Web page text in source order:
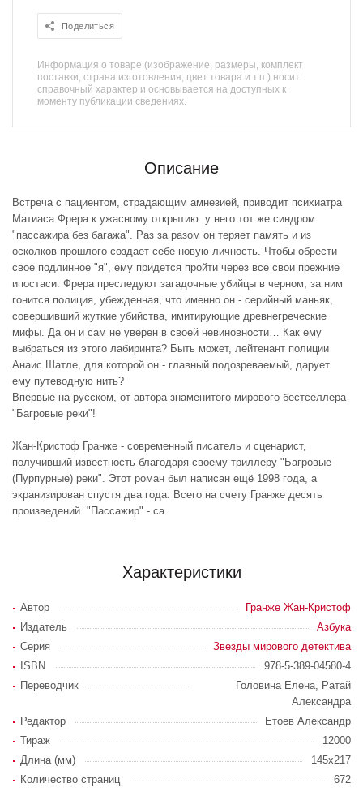
Поделиться
Информация о товаре (изображение, размеры, комплект
поставки, страна изготовления, цвет товара и т.п.) носит
справочный характер и основывается на доступных к
моменту публикации сведениях.
Описание
Встреча с пациентом, страдающим амнезией, приводит психиатра
Матиаса Фрера к ужасному открытию: у него тот же синдром
"пассажира без багажа". Раз за разом он теряет память и из
осколков прошлого создает себе новую личность. Чтобы обрести
свое подлинное "я", ему придется пройти через все свои прежние
ипостаси. Фрера преследуют загадочные убийцы в черном, за ним
гонится полиция, убежденная, что именно он - серийный маньяк,
совершивший жуткие убийства, имитирующие древнегреческие
мифы. Да он и сам не уверен в своей невиновности… Как ему
выбраться из этого лабиринта? Быть может, лейтенант полиции
Анаис Шатле, для которой он - главный подозреваемый, дарует
ему путеводную нить?
Впервые на русском, от автора знаменитого мирового бестселлера
"Багровые реки"!
Жан-Кристоф Гранже - современный писатель и сценарист,
получивший известность благодаря своему триллеру "Багровые
(Пурпурные) реки". Этот роман был написан ещё 1998 года, а
экранизирован спустя два года. Всего на счету Гранже десять
произведений. "Пассажир" - са
Характеристики
Автор
Гранже Жан-Кристоф
Издатель
Азбука
Серия
Звезды мирового детектива
ISBN
978-5-389-04580-4
Переводчик
Головина Елена, Ратай
Александра
Редактор
Етоев Александр
Тираж
12000
Длина (мм)
145х217
Количество страниц
672